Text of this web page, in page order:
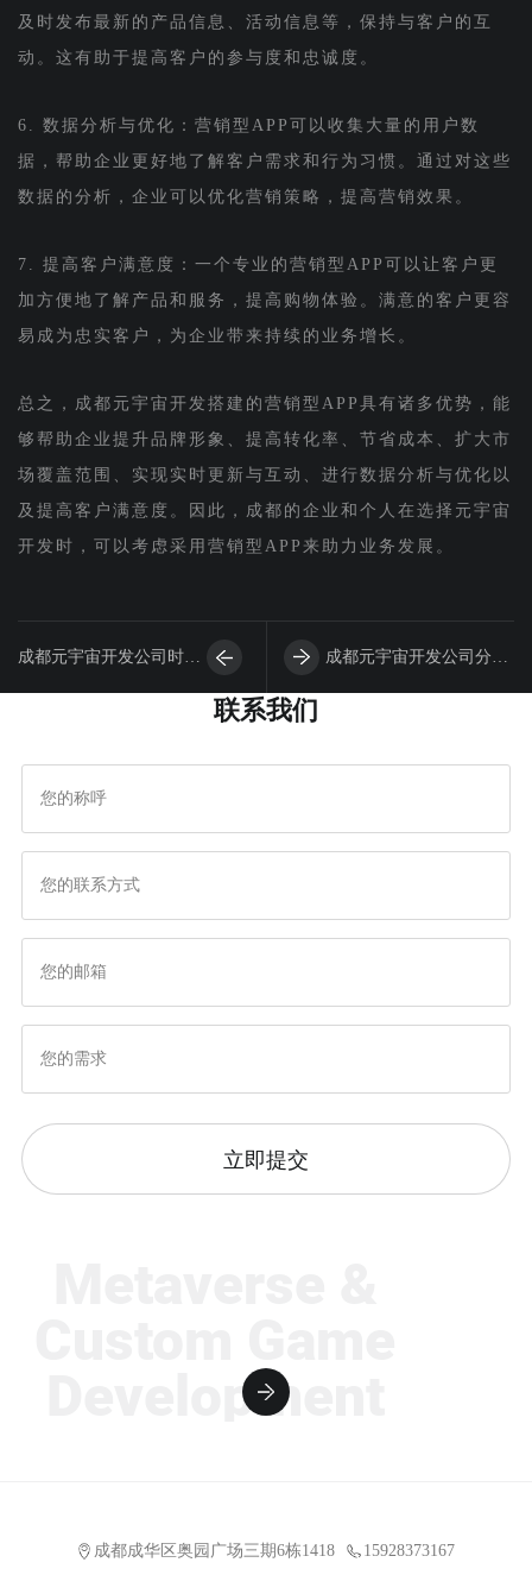
及时发布最新的产品信息、活动信息等，保持与客户的互
动。这有助于提高客户的参与度和忠诚度。
6. 数据分析与优化：营销型APP可以收集大量的用户数
据，帮助企业更好地了解客户需求和行为习惯。通过对这些
数据的分析，企业可以优化营销策略，提高营销效果。
7. 提高客户满意度：一个专业的营销型APP可以让客户更
加方便地了解产品和服务，提高购物体验。满意的客户更容
易成为忠实客户，为企业带来持续的业务增长。
总之，成都元宇宙开发搭建的营销型APP具有诸多优势，能
够帮助企业提升品牌形象、提高转化率、节省成本、扩大市
场覆盖范围、实现实时更新与互动、进行数据分析与优化以
及提高客户满意度。因此，成都的企业和个人在选择元宇宙
开发时，可以考虑采用营销型APP来助力业务发展。
成都元宇宙开发公司时如 成都元宇宙开发公司分享
联系我们
立即提交
Development
成都成华区奥园广场三期6栋1418 15928373167